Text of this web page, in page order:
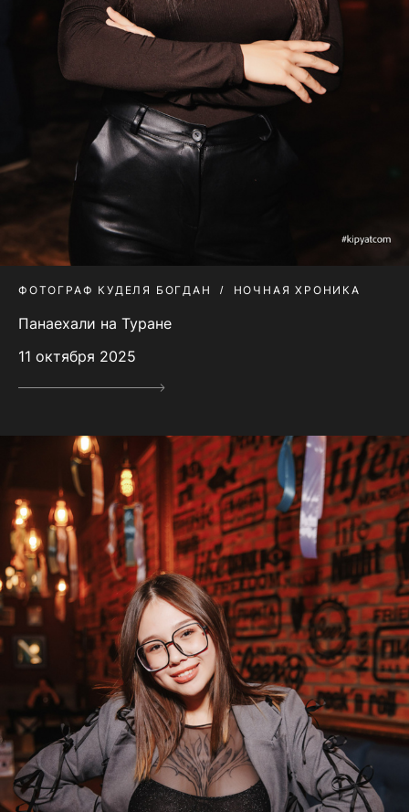
ФОТОГРАФ КУДЕЛЯ БОГДАН НОЧНАЯ ХРОНИКА
Панаехали на Туране
11 октября 2025